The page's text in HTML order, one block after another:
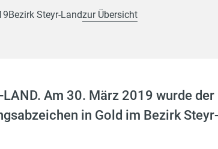
Bezirk Steyr-Landzur Übersicht
LAND. Am 30. März 2019 wurde
in Gold im Bezirk